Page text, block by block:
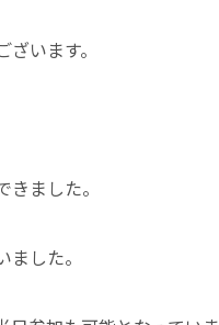
います。
ました。
した。